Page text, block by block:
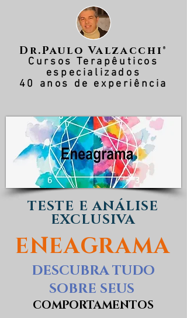
Dr.Paulo Valzacchi®
Cursos Terapêuticos
especializados
40 anos de experiência
TESTE E ANÁLISE
EXCLUSIVA
ENEAGRAMA
DESCUBRA TUDO
SOBRE SEUS
COMPORTAMENTOS